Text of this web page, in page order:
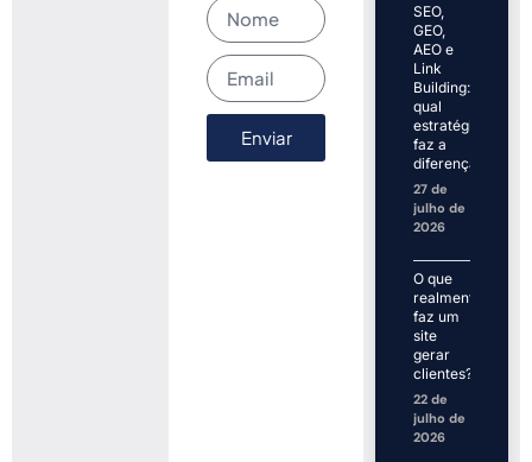
Enviar
SEO,
GEO,
AEO e
Link
Building:
qual
estratégia
faz a
diferença?
27 de
julho de
2026
O que
realmente
faz um
site
gerar
clientes?
22 de
julho de
2026